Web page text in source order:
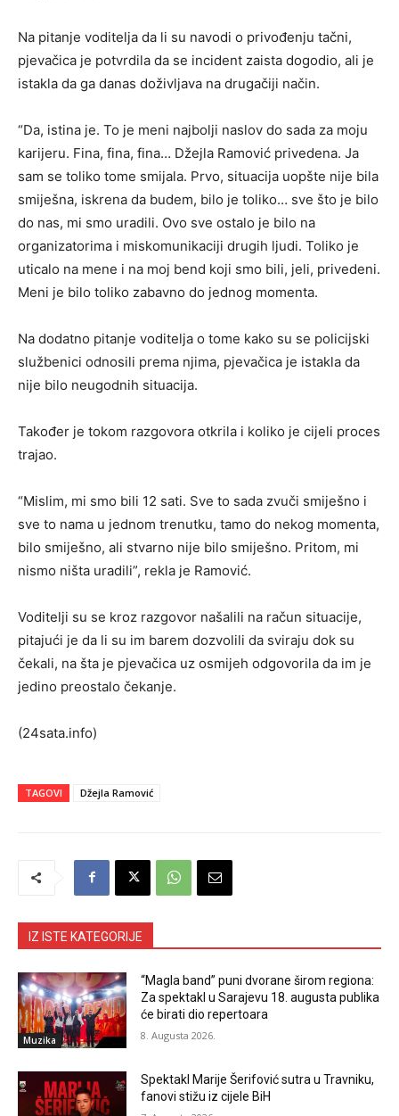
Na pitanje voditelja da li su navodi o privođenju tačni,
pjevačica je potvrdila da se incident zaista dogodio, ali je
istakla da ga danas doživljava na drugačiji način.
“Da, istina je. To je meni najbolji naslov do sada za moju
karijeru. Fina, fina, fina… Džejla Ramović privedena. Ja
sam se toliko tome smijala. Prvo, situacija uopšte nije bila
smiješna, iskrena da budem, bilo je toliko… sve što je bilo
do nas, mi smo uradili. Ovo sve ostalo je bilo na
organizatorima i miskomunikaciji drugih ljudi. Toliko je
uticalo na mene i na moj bend koji smo bili, jeli, privedeni.
Meni je bilo toliko zabavno do jednog momenta.
Na dodatno pitanje voditelja o tome kako su se policijski
službenici odnosili prema njima, pjevačica je istakla da
nije bilo neugodnih situacija.
Također je tokom razgovora otkrila i koliko je cijeli proces
trajao.
“Mislim, mi smo bili 12 sati. Sve to sada zvuči smiješno i
sve to nama u jednom trenutku, tamo do nekog momenta,
bilo smiješno, ali stvarno nije bilo smiješno. Pritom, mi
nismo ništa uradili”, rekla je Ramović.
Voditelji su se kroz razgovor našalili na račun situacije,
pitajući je da li su im barem dozvolili da sviraju dok su
čekali, na šta je pjevačica uz osmijeh odgovorila da im je
jedino preostalo čekanje.
(24sata.info)
TAGOVI Džejla Ramović
IZ ISTE KATEGORIJE
Muzika
“Magla band” puni dvorane širom regiona:
Za spektakl u Sarajevu 18. augusta publika
će birati dio repertoara
8. Augusta 2026.
Spektakl Marije Šerifović sutra u Travniku,
fanovi stižu iz cijele BiH